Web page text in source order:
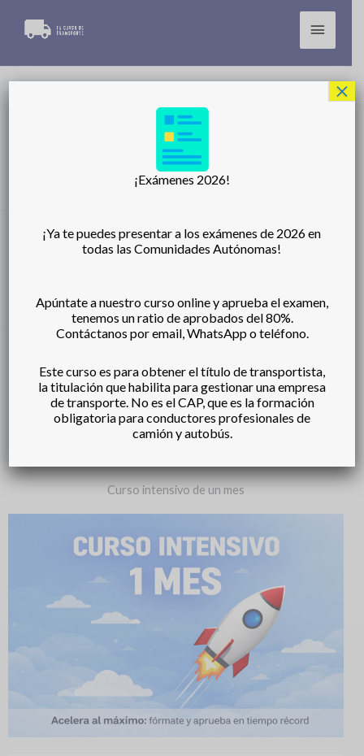
Menú
Estado actual
NO INSCRITO
Precio
o Iniciar sesión
Curso intensivo de un mes
¡Exámenes 2026!
¡Ya te puedes presentar a los exámenes de 2026 en
todas las Comunidades Autónomas!
Apúntate a nuestro curso online y aprueba el examen,
tenemos un ratio de aprobados del 80%.
Contáctanos por email, WhatsApp o teléfono.
Este curso es para obtener el título de transportista,
la titulación que habilita para gestionar una empresa
de transporte. No es el CAP, que es la formación
obligatoria para conductores profesionales de
camión y autobús.
×